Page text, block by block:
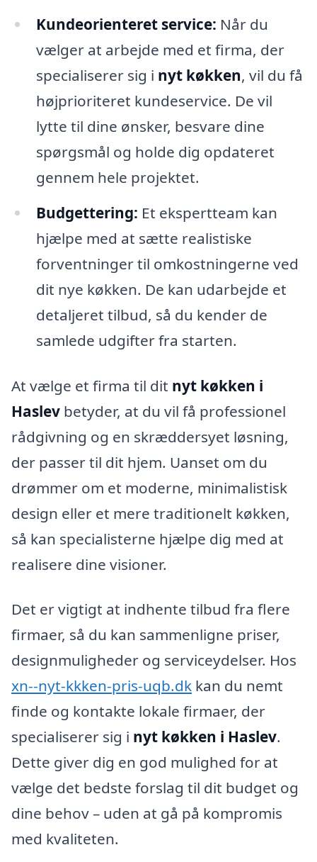
Kundeorienteret service: Når du
vælger at arbejde med et firma, der
specialiserer sig i nyt køkken, vil du få
højprioriteret kundeservice. De vil
lytte til dine ønsker, besvare dine
spørgsmål og holde dig opdateret
gennem hele projektet.
Budgettering: Et ekspertteam kan
hjælpe med at sætte realistiske
forventninger til omkostningerne ved
dit nye køkken. De kan udarbejde et
detaljeret tilbud, så du kender de
samlede udgifter fra starten.
At vælge et firma til dit nyt køkken i
Haslev betyder, at du vil få professionel
rådgivning og en skræddersyet løsning,
der passer til dit hjem. Uanset om du
drømmer om et moderne, minimalistisk
design eller et mere traditionelt køkken,
så kan specialisterne hjælpe dig med at
realisere dine visioner.
Det er vigtigt at indhente tilbud fra flere
firmaer, så du kan sammenligne priser,
designmuligheder og serviceydelser. Hos
xn--nyt-kkken-pris-uqb.dk kan du nemt
finde og kontakte lokale firmaer, der
specialiserer sig i nyt køkken i Haslev.
Dette giver dig en god mulighed for at
vælge det bedste forslag til dit budget og
dine behov – uden at gå på kompromis
med kvaliteten.